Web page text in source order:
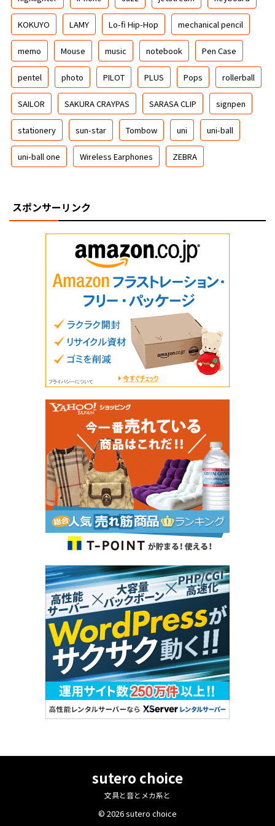
KOKUYO LAMY Lo-fi Hip-Hop mechanical pencil
memo Mouse music notebook Pen Case
pentel photo PILOT PLUS Pops rollerball
SAILOR SAKURA CRAYPAS SARASA CLIP signpen
stationery sun-star Tombow uni uni-ball
uni-ball one Wireless Earphones ZEBRA
スポンサーリンク
sutero choice
文具と音とメカ系と
© 2026 sutero choice